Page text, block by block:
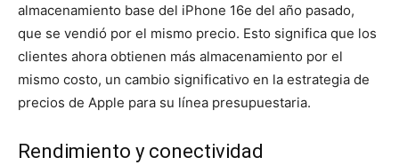
almacenamiento base del iPhone 16e del año pasado,
que se vendió por el mismo precio. Esto significa que los
clientes ahora obtienen más almacenamiento por el
mismo costo, un cambio significativo en la estrategia de
precios de Apple para su línea presupuestaria.
Rendimiento y conectividad